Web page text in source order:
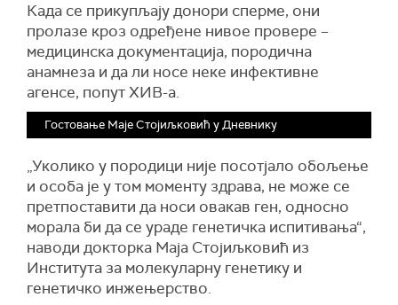
Када се прикупљају донори сперме, они
пролазе кроз одређене нивое провере –
медицинска документација, породична
анамнеза и да ли носе неке инфективне
агенсе, попут ХИВ-а.
Гостовање Маје Стојиљковић у Дневнику
„Уколико у породици није посотјало обољење
и особа је у том моменту здрава, не може се
претпоставити да носи овакав ген, односно
морала би да се ураде генетичка испитивања“,
наводи докторка Маја Стојиљковић из
Института за молекуларну генетику и
генетичко инжењерство.